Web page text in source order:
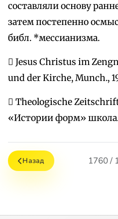
составляли основу
затем постепенно
библ. *мессианизма.
 Jesus Christus im
und der Kirche, Munch.,
 Theologische
«Истории форм»
Назад 1760 /